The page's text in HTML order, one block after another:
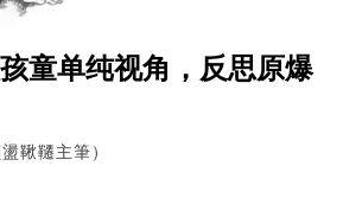
童单纯视角，反思原爆
鞦韆主筆）